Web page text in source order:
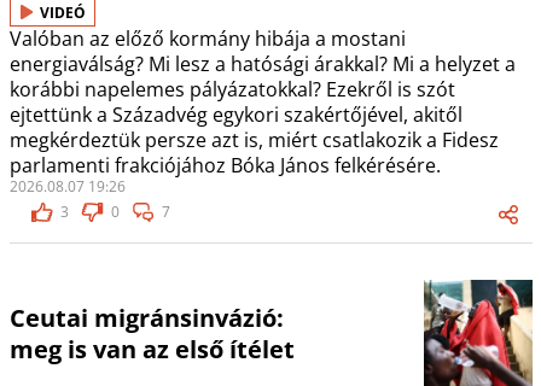
VIDEÓ
Valóban az előző kormány hibája a mostani
energiaválság? Mi lesz a hatósági árakkal? Mi a helyzet a
korábbi napelemes pályázatokkal? Ezekről is szót
ejtettünk a Századvég egykori szakértőjével, akitől
megkérdeztük persze azt is, miért csatlakozik a Fidesz
parlamenti frakciójához Bóka János felkérésére.
2026.08.07 19:26
3
0 7
Ceutai migránsinvázió:
meg is van az első ítélet